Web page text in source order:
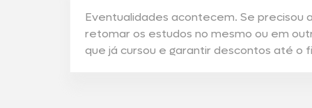
Eventualidades acontecem. Se precisou
retomar os estudos no mesmo ou em
que já cursou e garantir descontos até o